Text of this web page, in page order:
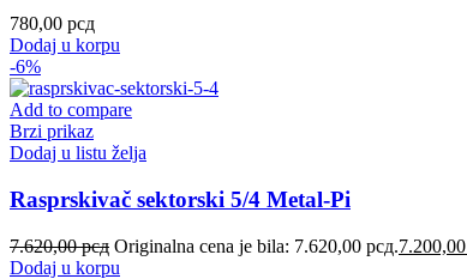
780,00 рсд
Dodaj u korpu
-6%
Add to compare
Brzi prikaz
Dodaj u listu želja
Rasprskivač sektorski 5/4 Metal-Pi
7.620,00рсд Originalna cena je bila: 7.620,00 рсд.7.200,00
Dodaj u korpu